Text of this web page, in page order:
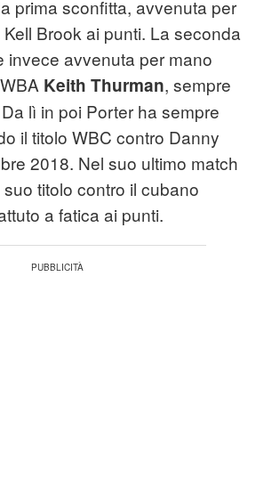
prima sconfitta, avvenuta per
Brook ai punti. La seconda
invece avvenuta per mano
Keith Thurman, sempre
lì in poi Porter ha sempre
il titolo WBC contro Danny
2018. Nel suo ultimo match
titolo contro il cubano
a fatica ai punti.